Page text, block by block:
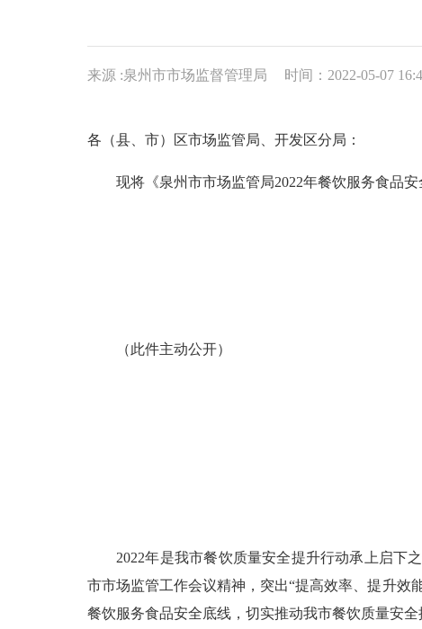
来源 :泉州市市场监督管理局 时间：2022-05-07
各（县、市）区市场监管局、开发区分局：
现将《泉州市市场监管局2022年餐饮服务食品安
（此件主动公开）
2022年是我市餐饮质量安全提升行动承上启下之
市市场监管工作会议精神，突出“提高效率、提升效
餐饮服务食品安全底线，切实推动我市餐饮质量安